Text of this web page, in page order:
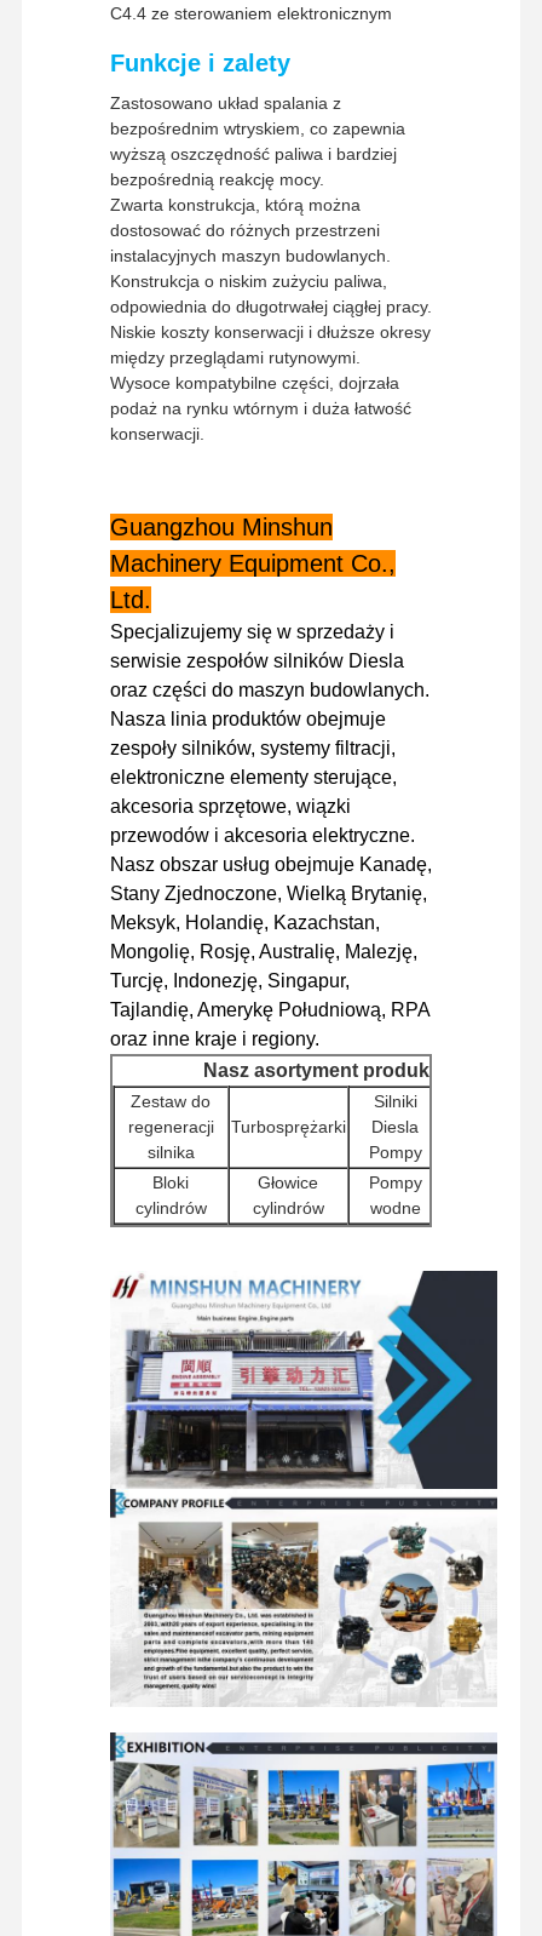
Strona
Główna
Produkty Pokaz VR
Wycieczka
Po Fabryce
Kontrola
Jakości
Skontaktuj
Się Z Nami
Sprawy
Silnik Perkinsa
Silnik Kubota
Silnik Isuzu
Silnik CUMMINS
Silnik Mitsubishi
Silnik koparki
zestaw do regeneracji silnika
Pompa wtryskowa
Zestaw turbosprężarki
Pozostałe części silników
elementy elektryczne silnika
Układ paliwowy silnika
Części hydrauliczne koparki
części zamienne do koparek
C4.4 ze sterowaniem elektronicznym
Funkcje i zalety
Zastosowano układ spalania z
bezpośrednim wtryskiem, co zapewnia
wyższą oszczędność paliwa i bardziej
bezpośrednią reakcję mocy.
Zwarta konstrukcja, którą można
dostosować do różnych przestrzeni
instalacyjnych maszyn budowlanych.
Konstrukcja o niskim zużyciu paliwa,
odpowiednia do długotrwałej ciągłej pracy.
Niskie koszty konserwacji i dłuższe okresy
między przeglądami rutynowymi.
Wysoce kompatybilne części, dojrzała
podaż na rynku wtórnym i duża łatwość
konserwacji.
Guangzhou Minshun
Machinery Equipment Co.,
Ltd.
Specjalizujemy się w sprzedaży i
serwisie zespołów silników Diesla
oraz części do maszyn budowlanych.
Nasza linia produktów obejmuje
zespoły silników, systemy filtracji,
elektroniczne elementy sterujące,
akcesoria sprzętowe, wiązki
przewodów i akcesoria elektryczne.
Nasz obszar usług obejmuje Kanadę,
Stany Zjednoczone, Wielką Brytanię,
Meksyk, Holandię, Kazachstan,
Mongolię, Rosję, Australię, Malezję,
Turcję, Indonezję, Singapur,
Tajlandię, Amerykę Południową, RPA
oraz inne kraje i regiony.
Nasz asortyment produktów
Zestaw do
regeneracji
silnika
Turbosprężarki
Silniki
Diesla
Pompy
Bloki
cylindrów
Głowice
cylindrów
Pompy
wodne
rozrusznikowe
do silników
Elementy
obrotowe
Zawory
rozdzielające
Zespoły
silników
podróżnych
akcesoria